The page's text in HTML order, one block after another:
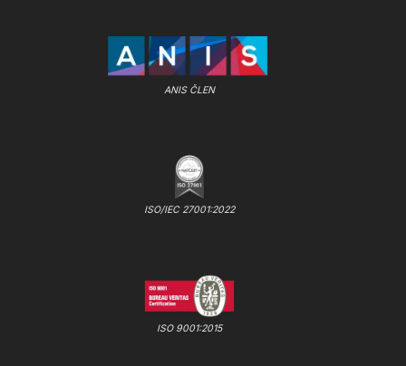
ANIS ČLEN
ISO/IEC 27001:2022
ISO 9001:2015